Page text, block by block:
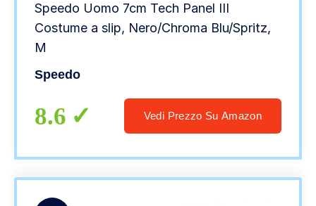
Speedo Uomo 7cm Tech Panel III
Costume a slip, Nero/Chroma Blu/Spritz,
M
Speedo
8.6 Vedi Prezzo Su Amazon